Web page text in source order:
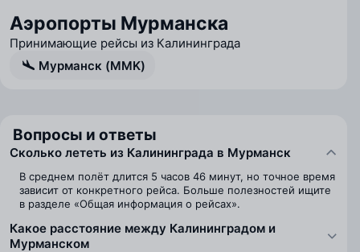
Аэропорты Мурманска
Принимающие рейсы из Калининграда
Мурманск (MMK)
Вопросы и ответы
Сколько лететь из Калининграда в Мурманск
В среднем полёт длится 5 часов 46 минут, но точное время
зависит от конкретного рейса. Больше полезностей ищите
в разделе «Общая информация о рейсах».
Какое расстояние между Калининградом и
Мурманском